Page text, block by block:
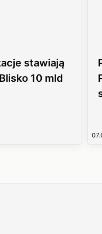
stawiają
10 mld